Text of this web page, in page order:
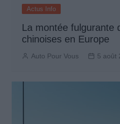
Actus Info
La montée fulgurante
chinoises en Europe
Auto Pour Vous 5 août